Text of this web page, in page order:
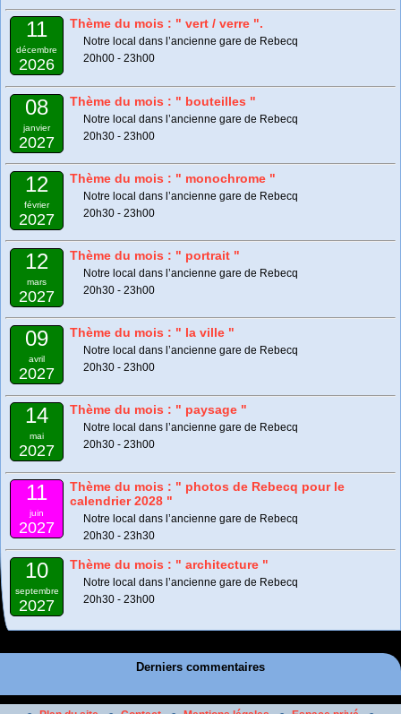
11
décembre
2026
Thème du mois : " vert / verre ".
Notre local dans l’ancienne gare de Rebecq
20h00 - 23h00
08
janvier
2027
Thème du mois : " bouteilles "
Notre local dans l’ancienne gare de Rebecq
20h30 - 23h00
12
février
2027
Thème du mois : " monochrome "
Notre local dans l’ancienne gare de Rebecq
20h30 - 23h00
12
mars
2027
Thème du mois : " portrait "
Notre local dans l’ancienne gare de Rebecq
20h30 - 23h00
09
avril
2027
Thème du mois : " la ville "
Notre local dans l’ancienne gare de Rebecq
20h30 - 23h00
14
mai
2027
Thème du mois : " paysage "
Notre local dans l’ancienne gare de Rebecq
20h30 - 23h00
11
juin
2027
Thème du mois : " photos de Rebecq pour le
calendrier 2028 "
Notre local dans l’ancienne gare de Rebecq
20h30 - 23h30
10
septembre
2027
Thème du mois : " architecture "
Notre local dans l’ancienne gare de Rebecq
20h30 - 23h00
Derniers commentaires